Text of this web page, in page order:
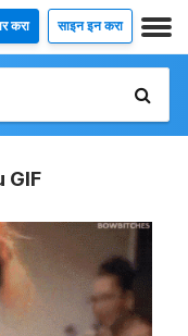
करा साइन इन करा
GIF